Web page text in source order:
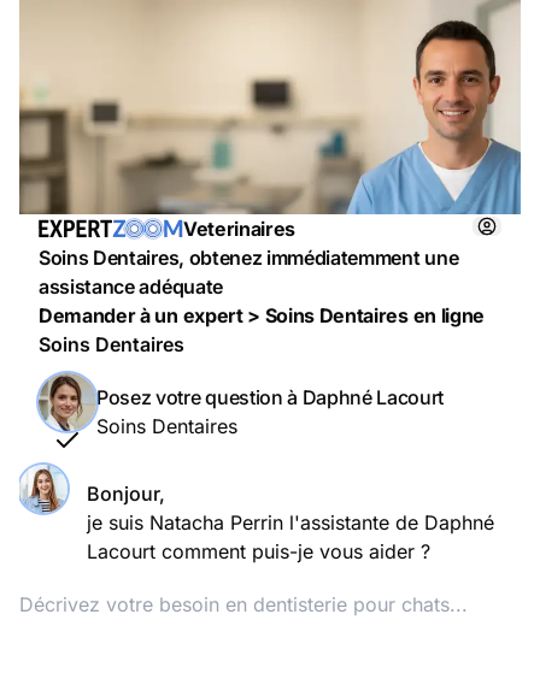
Veterinaires
Soins Dentaires, obtenez immédiatemment une
assistance adéquate
Demander à un expert > Soins Dentaires en ligne
Soins Dentaires
Posez votre question à Daphné Lacourt
Soins Dentaires
Bonjour,
je suis Natacha Perrin l'assistante de Daphné
Lacourt comment puis-je vous aider ?